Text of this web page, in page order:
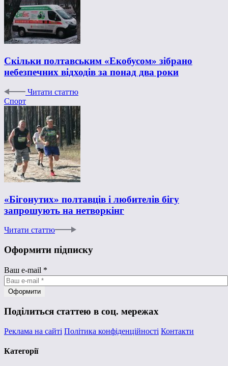
Скільки полтавським «Екобусом» зібрано
небезпечних відходів за понад два роки
Читати статтю
Спорт
«Бігонутих» полтавців і любителів бігу
запрошують на нетворкінг
Читати статтю
Оформити підписку
Ваш e-mail *
Поділиться статтею в соц. мережах
Реклама на сайті Політика конфіденційності Контакти
Категорії